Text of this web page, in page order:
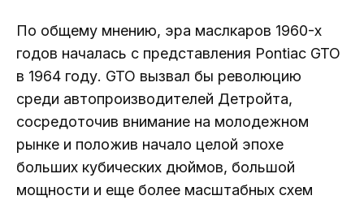
По общему мнению, эра маслкаров 1960-х
годов началась с представления Pontiac GTO
в 1964 году. GTO вызвал бы революцию
среди автопроизводителей Детройта,
сосредоточив внимание на молодежном
рынке и положив начало целой эпохе
больших кубических дюймов, большой
мощности и еще более масштабных схем